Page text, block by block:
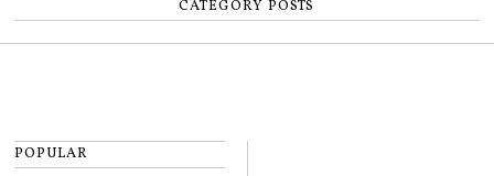
CATEGORY POSTS
POPULAR